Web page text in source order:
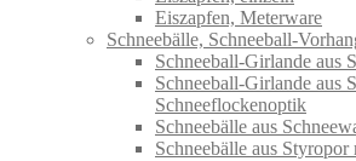
Eiszapfen, Meterware
Schneebälle, Schneeball-
Schneeball-Girlande aus
Schneeball-Girlande aus
Schneeflockenoptik
Schneebälle aus
Schneebälle aus Styropor